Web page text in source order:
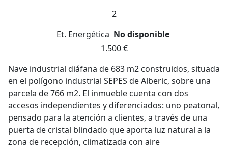
2
Et. Energética No disponible
1.500 €
Nave industrial diáfana de 683 m2 construidos, situada
en el polígono industrial SEPES de Alberic, sobre una
parcela de 766 m2. El inmueble cuenta con dos
accesos independientes y diferenciados: uno peatonal,
pensado para la atención a clientes, a través de una
puerta de cristal blindado que aporta luz natural a la
zona de recepción, climatizada con aire